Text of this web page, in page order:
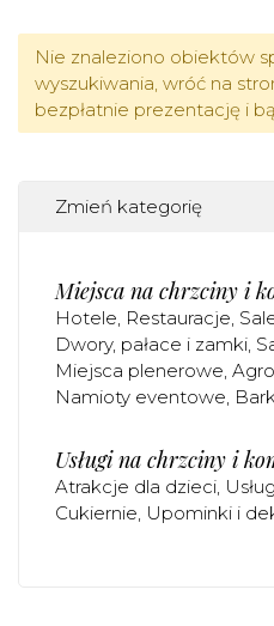
Nie znaleziono obiektów
wyszukiwania, wróć na
bezpłatnie prezentację i
Zmień kategorię
Miejsca na chrzciny i
Hotele Restauracje
Dwory, pałace i zamki
Miejsca plenerowe
Namioty eventowe
Usługi na chrzciny i
Atrakcje dla dzieci
Cukiernie Upominki i